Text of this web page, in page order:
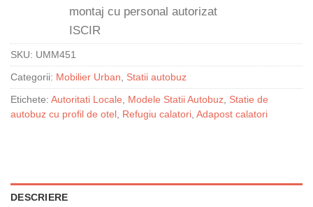
SKU: UMM451
Categorii: Mobilier Urban Statii autobuz
Etichete: Autoritati Locale Modele Statii Autobuz Statie de
autobuz cu profil de otel Refugiu calatori Adapost calatori
DESCRIERE